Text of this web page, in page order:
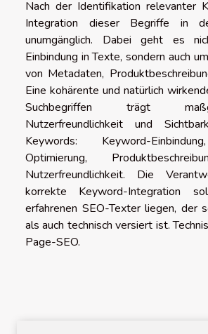
Nach der Identifikation relevanter
Integration dieser Begriffe in
unumgänglich. Dabei geht es
Einbindung in Texte, sondern auch
von Metadaten,
Eine kohärente und natürlich
Suchbegriffen trägt
Nutzerfreundlichkeit und
Keywords: Keyword-
Optimierung,
Nutzerfreundlichkeit. Die
korrekte Keyword-Integration
erfahrenen SEO-Texter liegen, der
als auch technisch versiert ist.
Page-SEO.